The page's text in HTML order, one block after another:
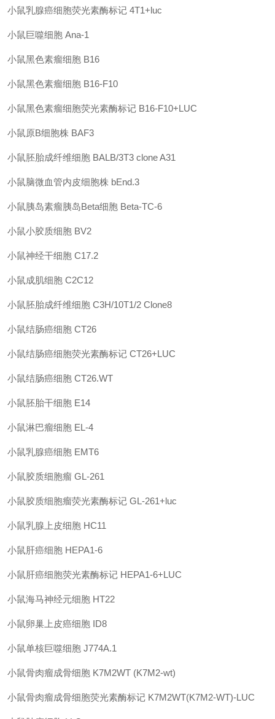
小鼠乳腺癌细胞荧光素酶标记 4T1+luc
小鼠巨噬细胞 Ana-1
小鼠黑色素瘤细胞 B16
小鼠黑色素瘤细胞 B16-F10
小鼠黑色素瘤细胞荧光素酶标记 B16-F10+LUC
小鼠原B细胞株 BAF3
小鼠胚胎成纤维细胞 BALB/3T3 clone A31
小鼠脑微血管内皮细胞株 bEnd.3
小鼠胰岛素瘤胰岛Beta细胞 Beta-TC-6
小鼠小胶质细胞 BV2
小鼠神经干细胞 C17.2
小鼠成肌细胞 C2C12
小鼠胚胎成纤维细胞 C3H/10T1/2 Clone8
小鼠结肠癌细胞 CT26
小鼠结肠癌细胞荧光素酶标记 CT26+LUC
小鼠结肠癌细胞 CT26.WT
小鼠胚胎干细胞 E14
小鼠淋巴瘤细胞 EL-4
小鼠乳腺癌细胞 EMT6
小鼠胶质细胞瘤 GL-261
小鼠胶质细胞瘤荧光素酶标记 GL-261+luc
小鼠乳腺上皮细胞 HC11
小鼠肝癌细胞 HEPA1-6
小鼠肝癌细胞荧光素酶标记 HEPA1-6+LUC
小鼠海马神经元细胞 HT22
小鼠卵巢上皮癌细胞 ID8
小鼠单核巨噬细胞 J774A.1
小鼠骨肉瘤成骨细胞 K7M2WT (K7M2-wt)
小鼠骨肉瘤成骨细胞荧光素酶标记 K7M2WT(K7M2-WT)-LUC